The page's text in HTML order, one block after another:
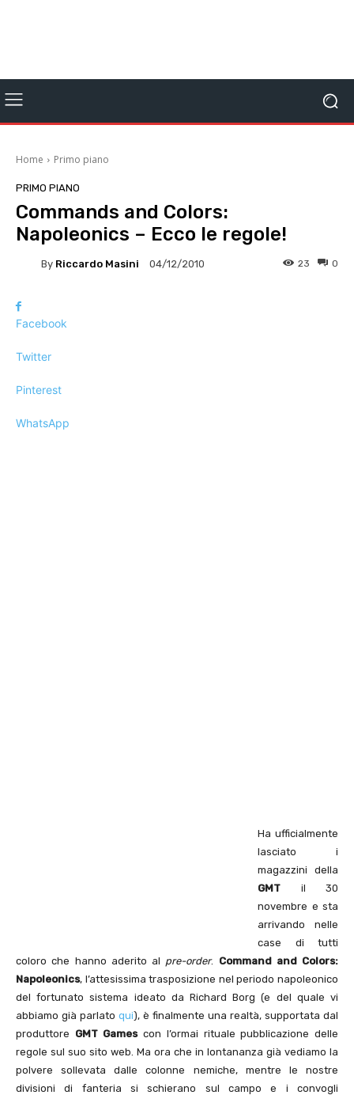
Home Primo piano
PRIMO PIANO
Commands and Colors:
Napoleonics – Ecco le regole!
By Riccardo Masini 04/12/2010 0
23
Facebook
Twitter
Pinterest
WhatsApp
Ha ufficialmente
lasciato i
magazzini della
GMT il 30
novembre e sta
arrivando nelle
case di tutti
coloro che hanno aderito al pre-order. Command and Colors:
Napoleonics, l’attesissima trasposizione nel periodo napoleonico
del fortunato sistema ideato da Richard Borg (e del quale vi
abbiamo già parlato qui), è finalmente una realtà, supportata dal
produttore GMT Gamescon l’ormai rituale pubblicazione delle
regole sul suo sito web. Ma ora che in lontananza già vediamo la
polvere sollevata dalle colonne nemiche, mentre le nostre
divisioni di fanteria si schierano sul campo e i convogli